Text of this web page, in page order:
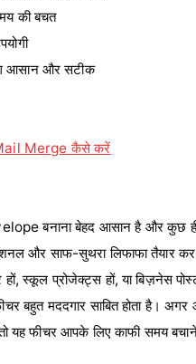
की बचत
आसान और सटीक
Merge कैसे करें
बनाना बेहद आसान है और कुछ
और साफ-सुथरा लिफाफा तैयार
स्कूल प्रोजेक्ट्स हों, या बिज़नेस
बहुत मददगार साबित होता है।
यह फीचर आपके लिए काफी समय बचाने